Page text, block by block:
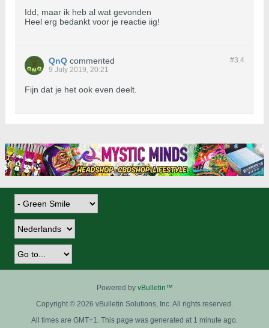
Idd, maar ik heb al wat gevonden
Heel erg bedankt voor je reactie iig!
#3.4
QnQ commented
9 July 2019, 20:21
Fijn dat je het ook even deelt.
Powered by vBulletin™
Copyright © 2026 vBulletin Solutions, Inc. All rights reserved.
All times are GMT+1. This page was generated at 1 minute ago.